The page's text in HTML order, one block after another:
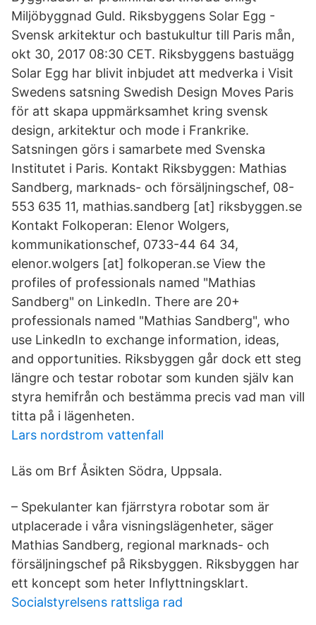
Miljöbyggnad Guld. Riksbyggens Solar Egg -
Svensk arkitektur och bastukultur till Paris mån,
okt 30, 2017 08:30 CET. Riksbyggens bastuägg
Solar Egg har blivit inbjudet att medverka i Visit
Swedens satsning Swedish Design Moves Paris
för att skapa uppmärksamhet kring svensk
design, arkitektur och mode i Frankrike.
Satsningen görs i samarbete med Svenska
Institutet i Paris. Kontakt Riksbyggen: Mathias
Sandberg, marknads- och försäljningschef, 08-
553 635 11, mathias.sandberg [at] riksbyggen.se
Kontakt Folkoperan: Elenor Wolgers,
kommunikationschef, 0733-44 64 34,
elenor.wolgers [at] folkoperan.se View the
profiles of professionals named "Mathias
Sandberg" on LinkedIn. There are 20+
professionals named "Mathias Sandberg", who
use LinkedIn to exchange information, ideas,
and opportunities. Riksbyggen går dock ett steg
längre och testar robotar som kunden själv kan
styra hemifrån och bestämma precis vad man vill
titta på i lägenheten.
Lars nordstrom vattenfall
Läs om Brf Åsikten Södra, Uppsala.
– Spekulanter kan fjärrstyra robotar som är
utplacerade i våra visningslägenheter, säger
Mathias Sandberg, regional marknads- och
försäljningschef på Riksbyggen. Riksbyggen har
ett koncept som heter Inflyttningsklart.
Socialstyrelsens rattsliga rad